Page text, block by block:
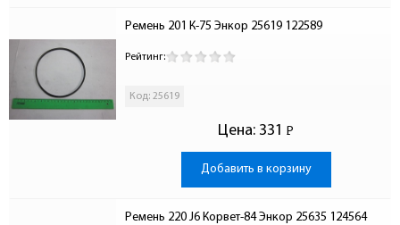
Ремень 201 К-75 Энкор 25619 122589
Рейтинг:
Код: 25619
Цена: 331 Р
-
Добавить в корзину
Ремень 220 J6 Корвет-84 Энкор 25635 124564